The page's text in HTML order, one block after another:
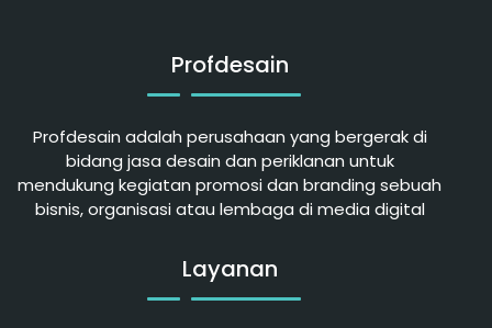
Profdesain
Profdesain adalah perusahaan yang bergerak di
bidang jasa desain dan periklanan untuk
mendukung kegiatan promosi dan branding sebuah
bisnis, organisasi atau lembaga di media digital
Layanan